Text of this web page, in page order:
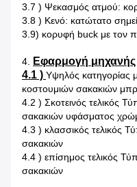
3.7 ) Ψεκασμός ατμού:
3.8 ) Κενό: κατώτατο
3.9) κορυφή buck με τον
4. Εφαρμογή μηχανής
4.1 ) Υψηλός κατηγορίας
κοστουμιών σακακιών
4.2 ) Σκοτεινός τελικός
σακακιών υφάσματος
4.3 ) κλασσικός τελικός
σακακιών
4.4 ) επίσημος τελικός
σακακιών